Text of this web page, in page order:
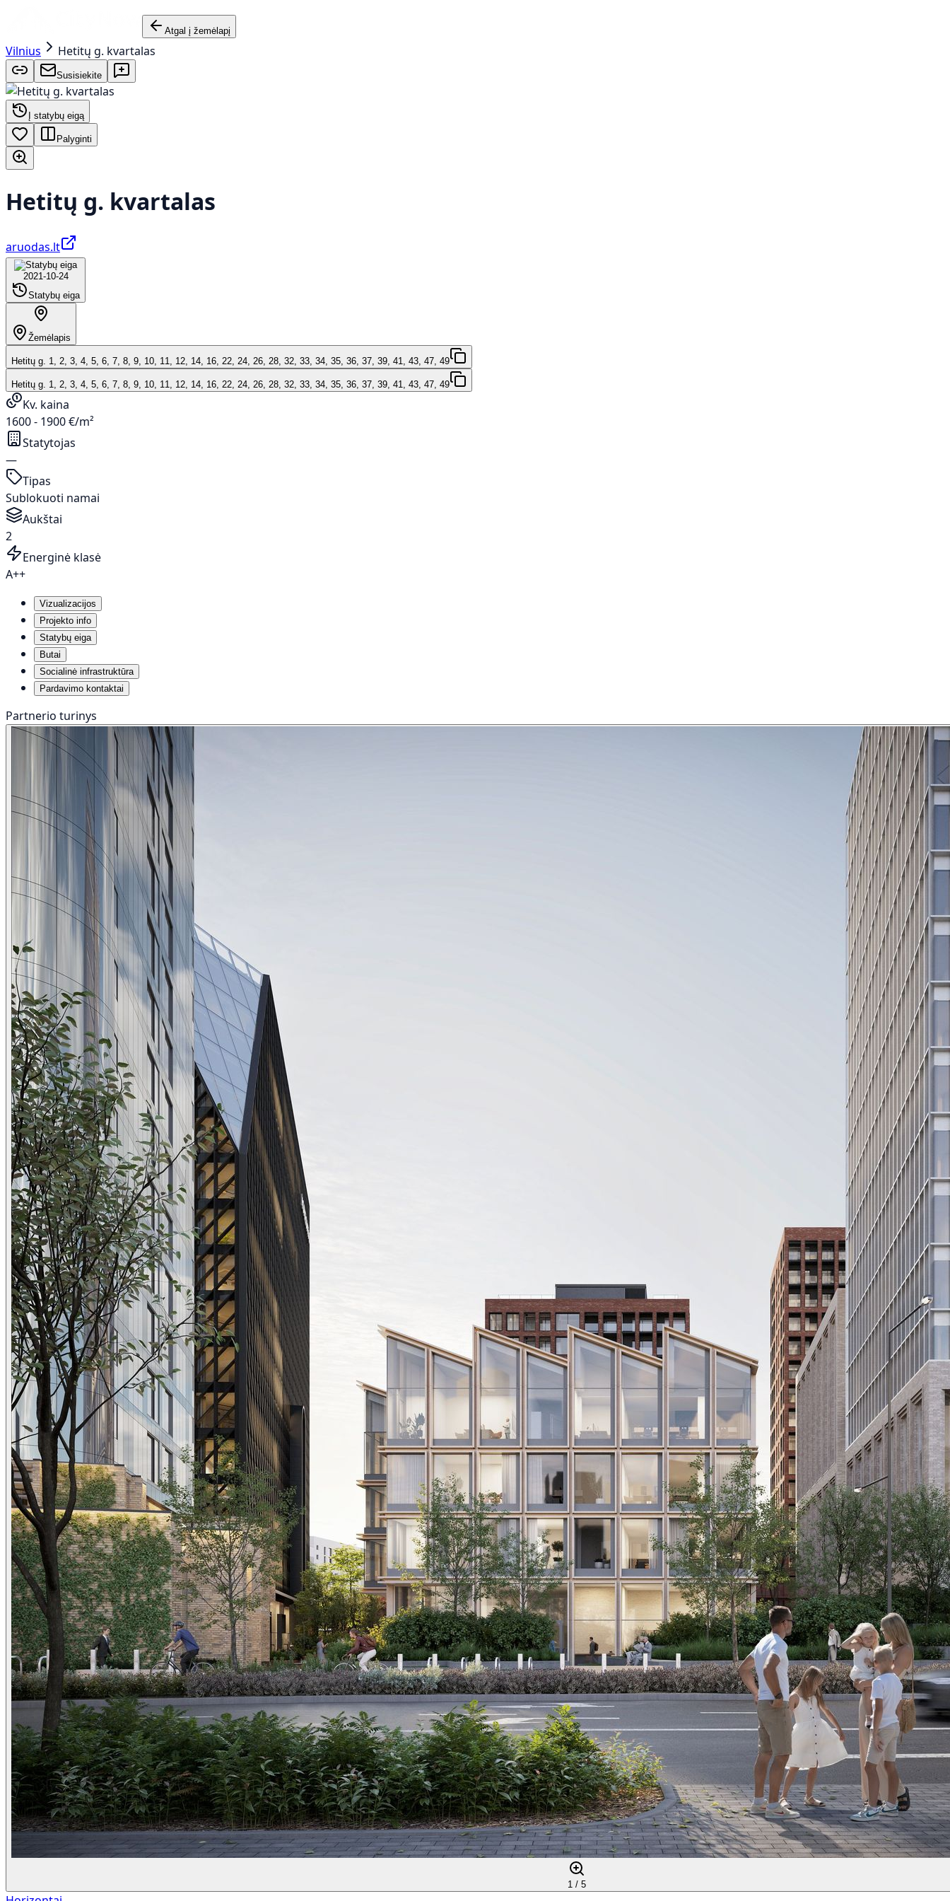
Atgal į žemėlapį
Vilnius Hetitų g. kvartalas
Susisiekite
Į statybų eigą
Palyginti
Hetitų g. kvartalas
aruodas.lt
2021-10-24
Statybų eiga
Žemėlapis
Hetitų g. 1, 2, 3, 4, 5, 6, 7, 8, 9, 10, 11, 12, 14, 16, 22, 24, 26, 28, 32, 33, 34, 35, 36, 37, 39, 41, 43, 47, 49
Hetitų g. 1, 2, 3, 4, 5, 6, 7, 8, 9, 10, 11, 12, 14, 16, 22, 24, 26, 28, 32, 33, 34, 35, 36, 37, 39, 41, 43, 47, 49
Kv. kaina
1600 - 1900 €/m²
Statytojas
—
Tipas
Sublokuoti namai
Aukštai
2
Energinė klasė
A++
Vizualizacijos
Projekto info
Statybų eiga
Butai
Socialinė infrastruktūra
Pardavimo kontaktai
Partnerio turinys
1 / 5